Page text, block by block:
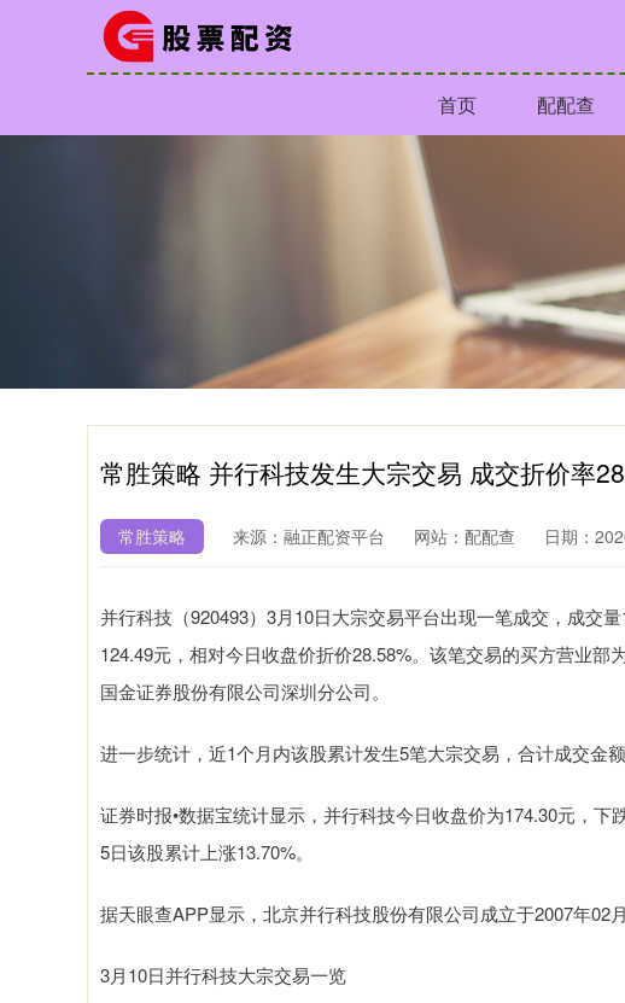
首页 配配查
常胜策略 并行科技发生大宗交易 成交折价率
常胜策略 来源：融正配资平台 网站：配配查 日期：
并行科技（920493）3月10日大宗交易平台出现一笔成交，成交
124.49元，相对今日收盘价折价28.58%。该笔交易的买方营业
国金证券股份有限公司深圳分公司。
进一步统计，近1个月内该股累计发生5笔大宗交易，合计成交金额
证券时报•数据宝统计显示，并行科技今日收盘价为174.30元，
5日该股累计上涨13.70%。
据天眼查APP显示，北京并行科技股份有限公司成立于2007年02
3月10日并行科技大宗交易一览